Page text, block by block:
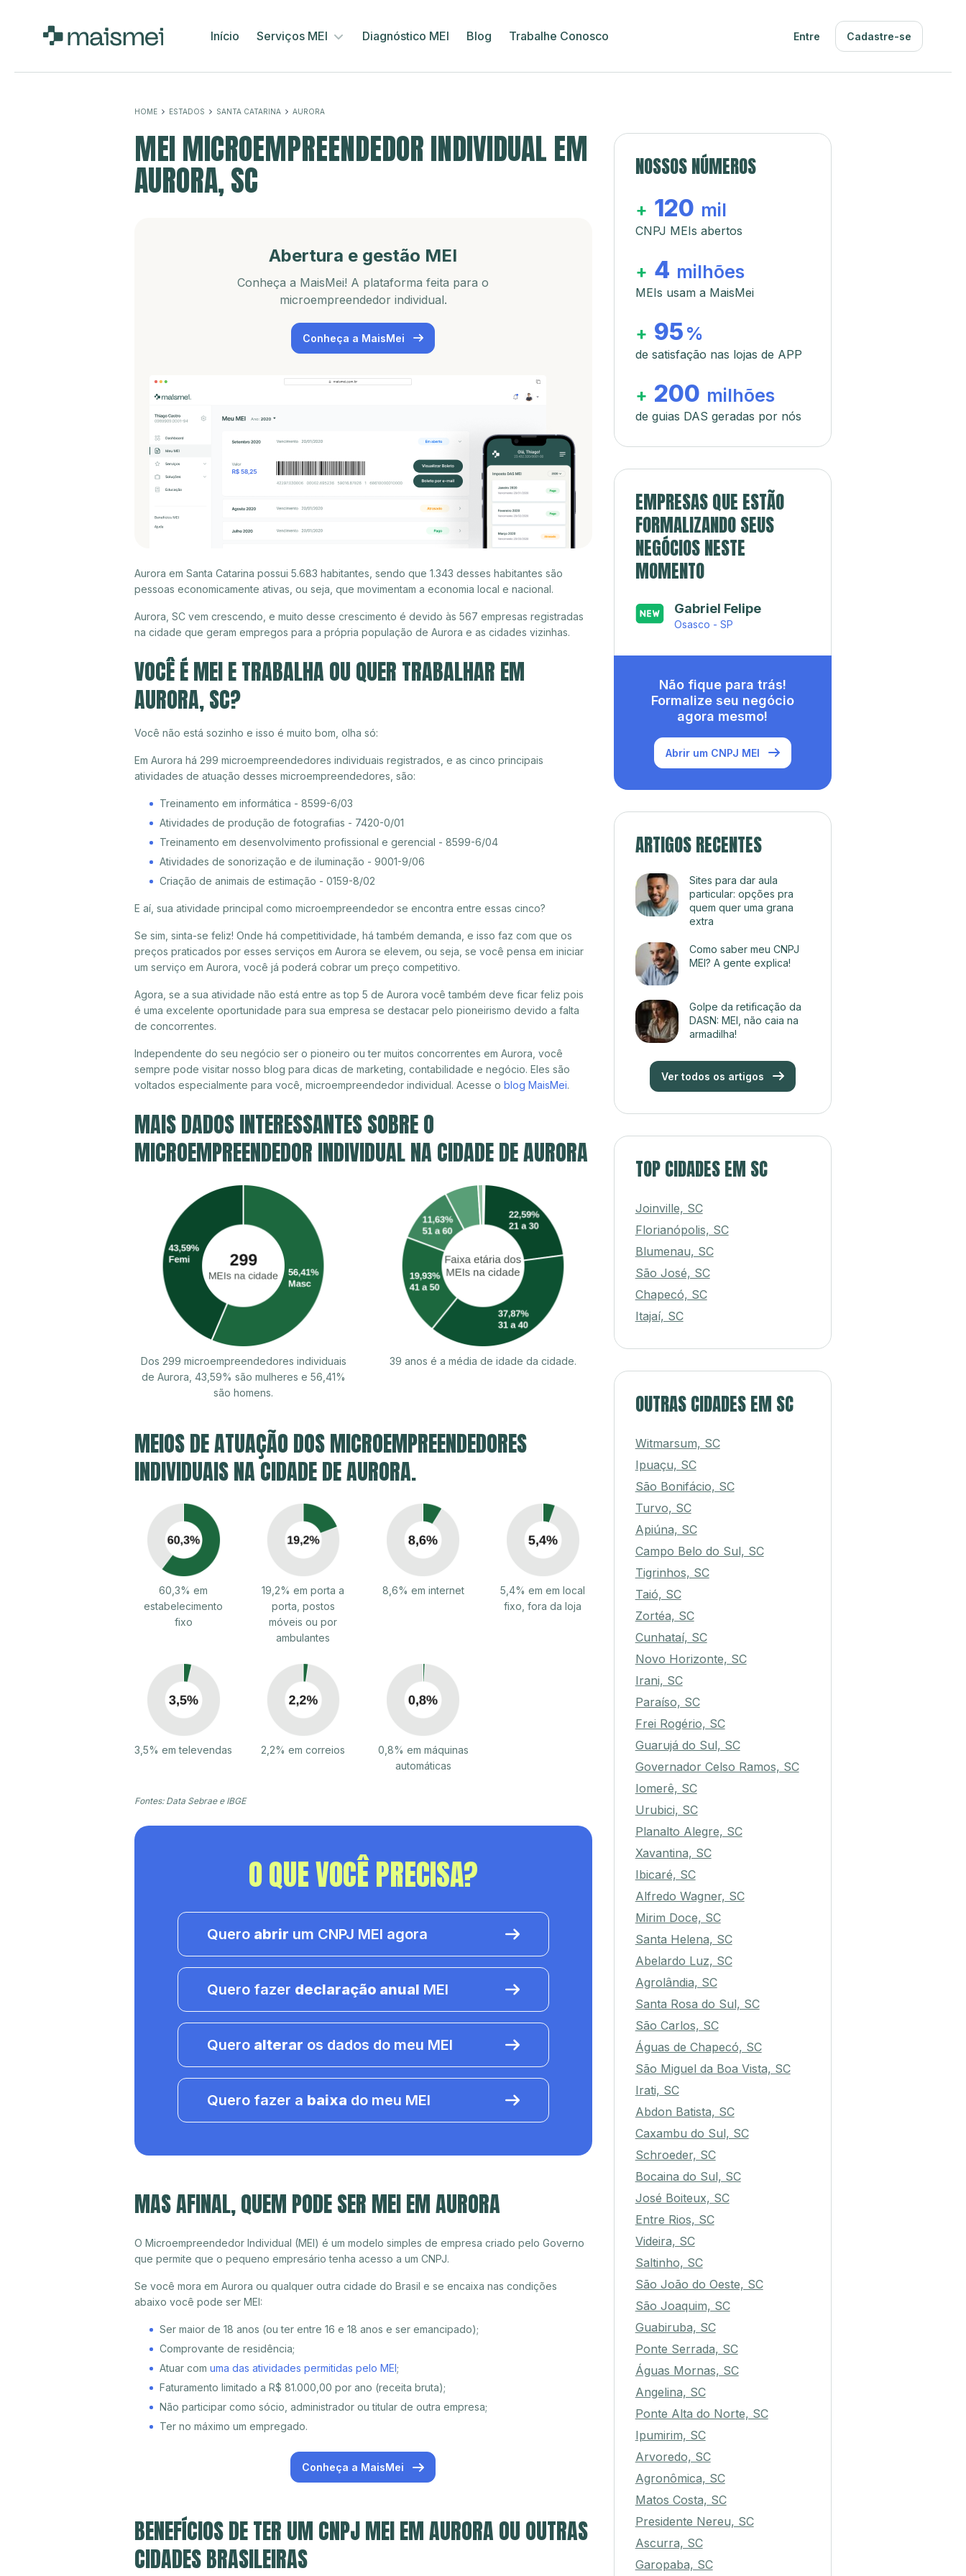
Início Serviços MEI Diagnóstico MEI Blog Trabalhe Conosco Entre Cadastre-se
HOME ESTADOS SANTA CATARINA AURORA
MEI MICROEMPREENDEDOR INDIVIDUAL EM
AURORA, SC
Abertura e gestão MEI
Conheça a MaisMei! A plataforma feita para o
microempreendedor individual.
Conheça a MaisMei
Aurora em Santa Catarina possui 5.683 habitantes, sendo que 1.343 desses habitantes são
pessoas economicamente ativas, ou seja, que movimentam a economia local e nacional.
Aurora, SC vem crescendo, e muito desse crescimento é devido às 567 empresas registradas
na cidade que geram empregos para a própria população de Aurora e as cidades vizinhas.
VOCÊ É MEI E TRABALHA OU QUER TRABALHAR EM
AURORA, SC?
Você não está sozinho e isso é muito bom, olha só:
Em Aurora há 299 microempreendedores individuais registrados, e as cinco principais
atividades de atuação desses microempreendedores, são:
Treinamento em informática - 8599-6/03
Atividades de produção de fotografias - 7420-0/01
Treinamento em desenvolvimento profissional e gerencial - 8599-6/04
Atividades de sonorização e de iluminação - 9001-9/06
Criação de animais de estimação - 0159-8/02
E aí, sua atividade principal como microempreendedor se encontra entre essas cinco?
Se sim, sinta-se feliz! Onde há competitividade, há também demanda, e isso faz com que os
preços praticados por esses serviços em Aurora se elevem, ou seja, se você pensa em iniciar
um serviço em Aurora, você já poderá cobrar um preço competitivo.
Agora, se a sua atividade não está entre as top 5 de Aurora você também deve ficar feliz pois
é uma excelente oportunidade para sua empresa se destacar pelo pioneirismo devido a falta
de concorrentes.
Independente do seu negócio ser o pioneiro ou ter muitos concorrentes em Aurora, você
sempre pode visitar nosso blog para dicas de marketing, contabilidade e negócio. Eles são
voltados especialmente para você, microempreendedor individual. Acesse o blog MaisMei.
MAIS DADOS INTERESSANTES SOBRE O
MICROEMPREENDEDOR INDIVIDUAL NA CIDADE DE AURORA
Dos 299 microempreendedores individuais
de Aurora, 43,59% são mulheres e 56,41%
são homens.
39 anos é a média de idade da cidade.
MEIOS DE ATUAÇÃO DOS MICROEMPREENDEDORES
INDIVIDUAIS NA CIDADE DE AURORA.
60,3% em
estabelecimento
fixo
19,2% em porta a
porta, postos
móveis ou por
ambulantes
8,6% em internet
5,4% em em local
fixo, fora da loja
3,5% em televendas 2,2% em correios
0,8% em máquinas
automáticas
Fontes: Data Sebrae e IBGE
O QUE VOCÊ PRECISA?
Quero abrir um CNPJ MEI agora
Quero fazer declaração anual MEI
Quero alterar os dados do meu MEI
Quero fazer a baixa do meu MEI
MAS AFINAL, QUEM PODE SER MEI EM AURORA
O Microempreendedor Individual (MEI) é um modelo simples de empresa criado pelo Governo
que permite que o pequeno empresário tenha acesso a um CNPJ.
Se você mora em Aurora ou qualquer outra cidade do Brasil e se encaixa nas condições
abaixo você pode ser MEI:
Ser maior de 18 anos (ou ter entre 16 e 18 anos e ser emancipado);
Comprovante de residência;
Atuar com uma das atividades permitidas pelo MEI;
Faturamento limitado a R$ 81.000,00 por ano (receita bruta);
Não participar como sócio, administrador ou titular de outra empresa;
Ter no máximo um empregado.
Conheça a MaisMei
BENEFÍCIOS DE TER UM CNPJ MEI EM AURORA OU OUTRAS
CIDADES BRASILEIRAS
NOSSOS NÚMEROS
+ 120 mil
CNPJ MEIs abertos
+ 4 milhões
MEIs usam a MaisMei
+ 95 %
de satisfação nas lojas de APP
+ 200 milhões
de guias DAS geradas por nós
EMPRESAS QUE ESTÃO
FORMALIZANDO SEUS
NEGÓCIOS NESTE
MOMENTO
Gabriel Felipe
Osasco - SP
Não fique para trás!
Formalize seu negócio
agora mesmo!
Abrir um CNPJ MEI
ARTIGOS RECENTES
Sites para dar aula
particular: opções pra
quem quer uma grana
extra
Como saber meu CNPJ
MEI? A gente explica!
Golpe da retificação da
DASN: MEI, não caia na
armadilha!
Ver todos os artigos
TOP CIDADES EM SC
Joinville, SC
Florianópolis, SC
Blumenau, SC
São José, SC
Chapecó, SC
Itajaí, SC
OUTRAS CIDADES EM SC
Witmarsum, SC
Ipuaçu, SC
São Bonifácio, SC
Turvo, SC
Apiúna, SC
Campo Belo do Sul, SC
Tigrinhos, SC
Taió, SC
Zortéa, SC
Cunhataí, SC
Novo Horizonte, SC
Irani, SC
Paraíso, SC
Frei Rogério, SC
Guarujá do Sul, SC
Governador Celso Ramos, SC
Iomerê, SC
Urubici, SC
Planalto Alegre, SC
Xavantina, SC
Ibicaré, SC
Alfredo Wagner, SC
Mirim Doce, SC
Santa Helena, SC
Abelardo Luz, SC
Agrolândia, SC
Santa Rosa do Sul, SC
São Carlos, SC
Águas de Chapecó, SC
São Miguel da Boa Vista, SC
Irati, SC
Abdon Batista, SC
Caxambu do Sul, SC
Schroeder, SC
Bocaina do Sul, SC
José Boiteux, SC
Entre Rios, SC
Videira, SC
Saltinho, SC
São João do Oeste, SC
São Joaquim, SC
Guabiruba, SC
Ponte Serrada, SC
Águas Mornas, SC
Angelina, SC
Ponte Alta do Norte, SC
Ipumirim, SC
Arvoredo, SC
Agronômica, SC
Matos Costa, SC
Presidente Nereu, SC
Ascurra, SC
Garopaba, SC